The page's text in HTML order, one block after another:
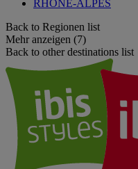
RHONE-ALPES
Back to Regionen list
Mehr anzeigen (7)
Back to other destinations list